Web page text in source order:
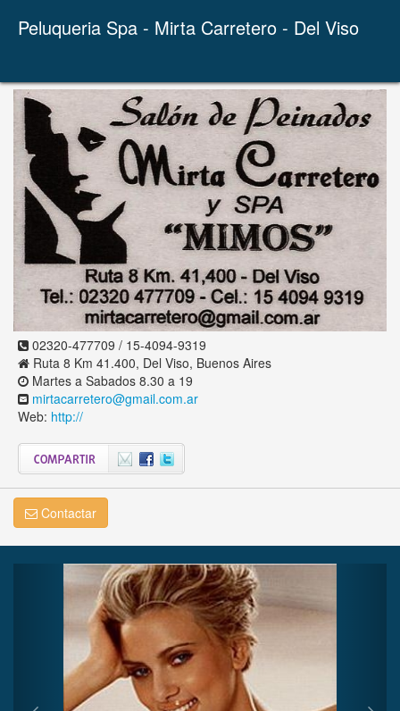
Peluqueria Spa - Mirta Carretero - Del Viso
02320-477709 / 15-4094-9319
Ruta 8 Km 41.400, Del Viso, Buenos Aires
Martes a Sabados 8.30 a 19
mirtacarretero@gmail.com.ar
Web: http://
Contactar
Previous